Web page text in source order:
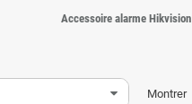
Accessoire alarme Hikvision
Montrer